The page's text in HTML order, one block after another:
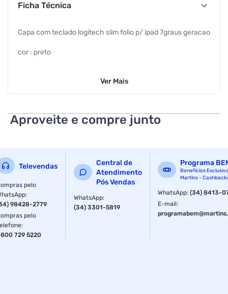
Ficha Técnica
Capa com teclado logitech slim folio p/ ipad 7graus geracao
cor : preto
garantia com o fabricante : 01 ano
as pilhas ou baterias estao inclusas : sim
dimensao da embalagem (a / p / l) : 185.0mm / 22.0mm /
257.0mm
ean : 097855154590
ncm : 84716052
peso do produto com embalagem : 0.735kg
Ver Mais
Aproveite e compre junto
Televendas
pelo
:
98428-2779
pelo
:
729 5220
Central de
Atendimento
Pós Vendas
WhatsApp:
(34) 3301-5819
Programa
Benefícios
Martins -
WhatsApp:(34) 8413-
E-mail: